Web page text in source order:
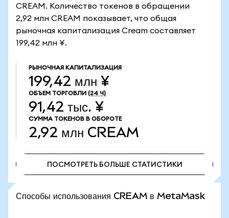
CREAM. Количество токенов в обращении
2,92 млн CREAM показывает, что общая
рыночная капитализация Cream составляет
199,42 млн ¥.
РЫНОЧНАЯ КАПИТАЛИЗАЦИЯ
199,42 млн ¥
ОБЪЕМ ТОРГОВЛИ (24 Ч)
91,42 тыс. ¥
СУММА ТОКЕНОВ В ОБОРОТЕ
2,92 млн CREAM
ПОСМОТРЕТЬ БОЛЬШЕ СТАТИСТИКИ
Способы использования CREAM в MetaMask